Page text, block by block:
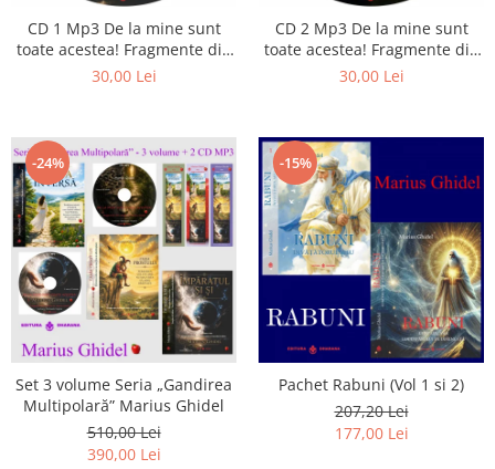
Literatura
Psihologie
Stiinta
CD 1 Mp3 De la mine sunt
toate acestea! Fragmente din
cărțile lui Marius Ghidel
30,00 Lei
CD 2 Mp3 De la mine sunt
toate acestea! Fragmente din
cărțile lui Marius Ghidel
30,00 Lei
-24%
Set 3 volume Seria „Gandirea
Multipolară” Marius Ghidel
510,00 Lei
390,00 Lei
-15%
Pachet Rabuni (Vol 1 si 2)
207,20 Lei
177,00 Lei